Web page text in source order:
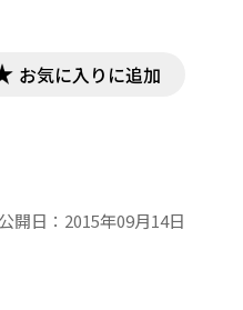
お気に入りに追加
公開日： 2015年09月14日